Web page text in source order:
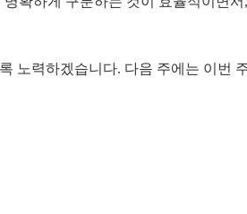
노력하겠습니다. 다음 주에는 이번